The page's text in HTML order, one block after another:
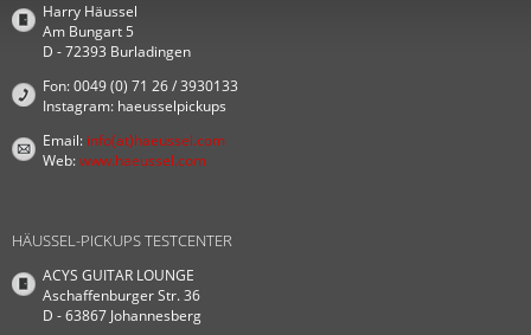
Harry Häussel
Am Bungart 5
D - 72393 Burladingen
Fon: 0049 (0) 71 26 / 3930133
Instagram: haeusselpickups
Email: info(at)haeussel.com
Web:www.haeussel.com
HÄUSSEL-PICKUPS TESTCENTER
ACYS GUITAR LOUNGE
Aschaffenburger Str. 36
D - 63867 Johannesberg